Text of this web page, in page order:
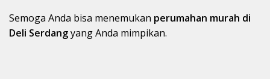
Semoga Anda bisa menemukan perumahan murah di
Deli Serdangyang Anda mimpikan.